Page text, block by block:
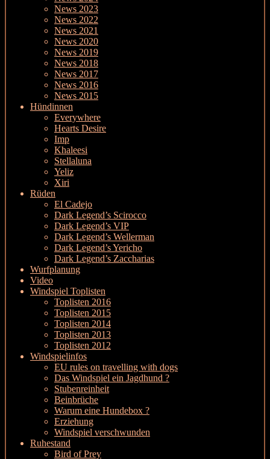
News 2023
News 2022
News 2021
News 2020
News 2019
News 2018
News 2017
News 2016
News 2015
Hündinnen
Everywhere
Hearts Desire
Imp
Khaleesi
Stellaluna
Yeliz
Xiri
Rüden
El Cadejo
Dark Legend’s Scirocco
Dark Legend’s VIP
Dark Legend’s Wellerman
Dark Legend’s Yericho
Dark Legend’s Zaccharias
Wurfplanung
Video
Windspiel Toplisten
Toplisten 2016
Toplisten 2015
Toplisten 2014
Toplisten 2013
Toplisten 2012
Windspielinfos
EU rules on travelling with dogs
Das Windspiel ein Jagdhund ?
Stubenreinheit
Beinbrüche
Warum eine Hundebox ?
Erziehung
Windspiel verschwunden
Ruhestand
Bird of Prey